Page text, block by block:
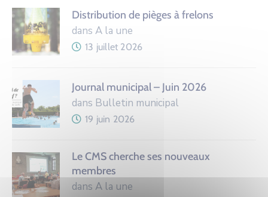
Distribution de pièges à frelons
dans A la une
13 juillet 2026
Journal municipal – Juin 2026
dans Bulletin municipal
19 juin 2026
Le CMS cherche ses nouveaux
membres
dans A la une